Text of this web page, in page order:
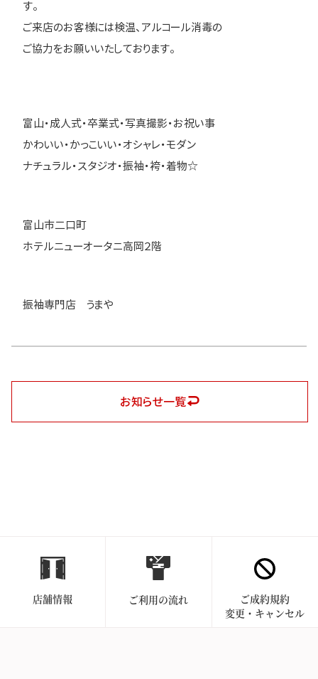
す。
ご来店のお客様には検温、アルコール消毒の
ご協力をお願いいたしております。
富山・成人式・卒業式・写真撮影・お祝い事
かわいい・かっこいい・オシャレ・モダン
ナチュラル・スタジオ・振袖・袴・着物☆
富山市二口町
ホテルニューオータニ高岡２階
振袖専門店 うまや
お知らせ一覧
店舗情報 ご利用の流れ
ご成約規約
変更・キャンセル